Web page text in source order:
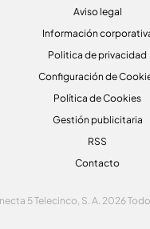
Aviso legal
Información
Politica de privacidad
Configuración de
Política de Cookies
Gestión publicitaria
RSS
Contacto
5 Telecinco, S. A. 2026